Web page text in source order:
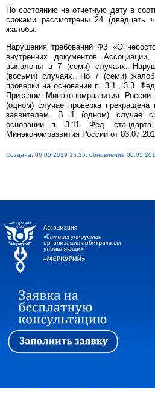
По состоянию на отчетную дату в
сроками рассмотрены 24 (двадцать
жалобы.
Нарушения требований ФЗ «О
внутренних документов
выявлены в 7 (семи) случаях.
(восьми) случаях. По 7 (семи)
проверки на основании п. 3.1., 3.3.
Приказом Минэкономразвития
(одном) случае проверка
заявителем. В 1 (одном) случае
основании п. 3.11. Фед. стандарта,
Минэкономразвития России от
Создана: 06.05.2019 15:25, обновление
Первая | Ассоциация | Новости |